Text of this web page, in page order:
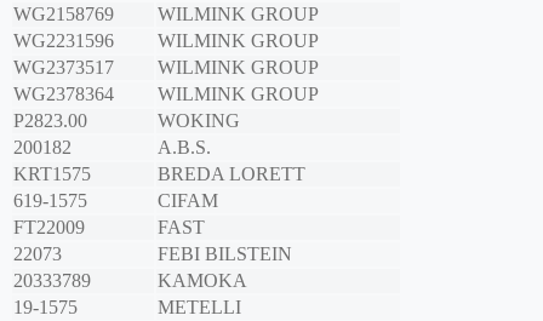
WG2158769
WILMINK GROUP
WG2231596
WILMINK GROUP
WG2373517
WILMINK GROUP
WG2378364
WILMINK GROUP
P2823.00
WOKING
200182
A.B.S.
KRT1575
BREDA LORETT
619-1575
CIFAM
FT22009
FAST
22073
FEBI BILSTEIN
20333789
KAMOKA
19-1575
METELLI